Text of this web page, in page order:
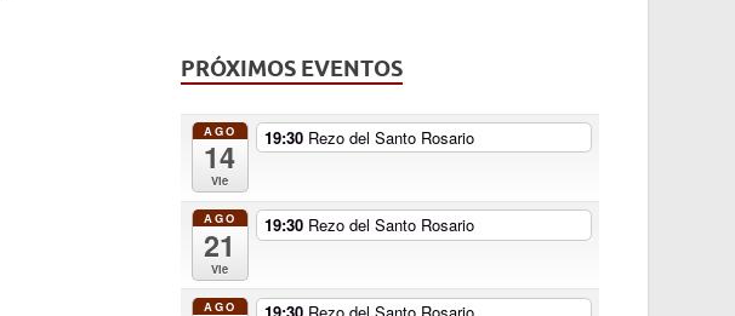
PRÓXIMOS EVENTOS
AGO
14
Vie
19:30 Rezo del Santo Rosario
AGO
21
Vie
19:30 Rezo del Santo Rosario
AGO